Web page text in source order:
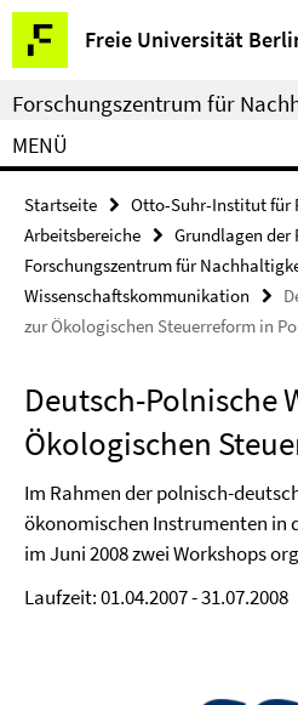
Springe
direkt
zu
Inhalt
Freie Universität
Service-
Navigation
Forschungszentrum für
MENÜ
Startseite
Otto-Suhr-Institut für
Arbeitsbereiche
Grundlagen der
Forschungszentrum für
Wissenschaftskommunikation
zur Ökologischen Steuerreform in
Deutsch-Polnische
Ökologischen
Im Rahmen der polnisch-
ökonomischen Instrumenten in
im Juni 2008 zwei Workshops
Laufzeit: 01.04.2007 - 31.07.2008